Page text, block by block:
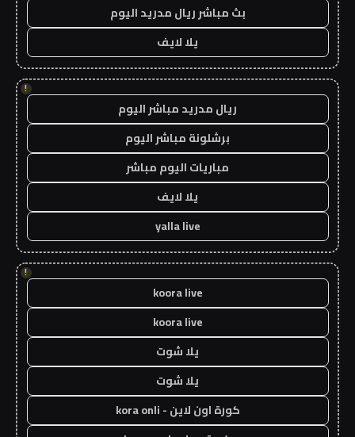
بث مباشر ريال مدريد اليوم
يلا لايف
!
ريال مدريد مباشر اليوم
برشلونة مباشر اليوم
مباريات اليوم مباشر
يلا لايف
yalla live
!
koora live
koora live
يلا شوت
يلا شوت
كورة اون لاين - kora onli